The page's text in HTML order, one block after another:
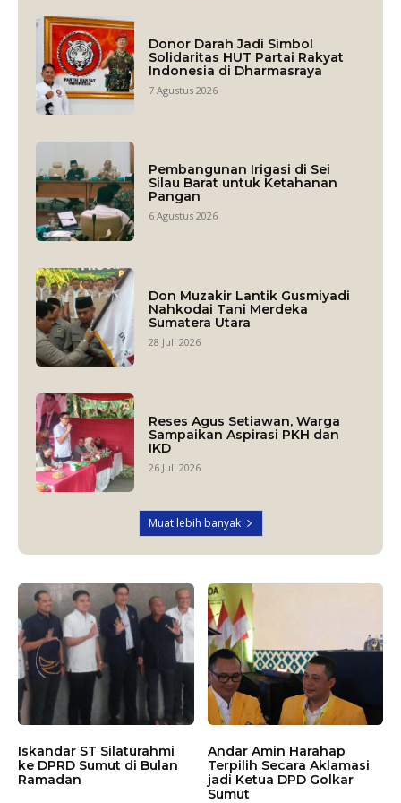
Donor Darah Jadi Simbol
Solidaritas HUT Partai Rakyat
Indonesia di Dharmasraya
7 Agustus 2026
Pembangunan Irigasi di Sei
Silau Barat untuk Ketahanan
Pangan
6 Agustus 2026
Don Muzakir Lantik Gusmiyadi
Nahkodai Tani Merdeka
Sumatera Utara
28 Juli 2026
Reses Agus Setiawan, Warga
Sampaikan Aspirasi PKH dan
IKD
26 Juli 2026
Muat lebih banyak
Iskandar ST Silaturahmi
ke DPRD Sumut di Bulan
Ramadan
Andar Amin Harahap
Terpilih Secara Aklamasi
jadi Ketua DPD Golkar
Sumut